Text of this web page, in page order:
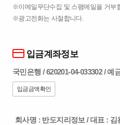
※이메일무단수집 및 스팸메일을 거부
※광고전화는 사절합니다.
입금계좌정보
국민은행 / 620201-04-033302 /
입금금액확인
회사명 : 반도지리정보 /대표 : 김